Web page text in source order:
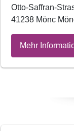
Otto-Saffran-
41238 Mönc
Mehr